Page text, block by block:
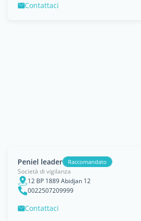
Contattaci
Peniel leader Raccomandato
Società di vigilanza
12 BP 1889 Abidjan 12
0022507209999
Contattaci